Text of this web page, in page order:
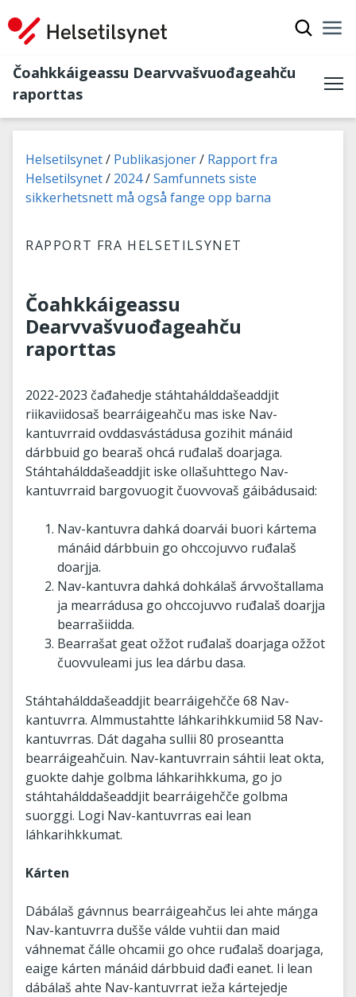
Čoahkkáigeassu Dearvvašvuođageahču
raporttas
Don leat dáppe:
Helsetilsynet Publikasjoner
Rapport fra
Helsetilsynet
2024
Samfunnets siste
sikkerhetsnett må også fange opp barna
RAPPORT FRA HELSETILSYNET
Čoahkkáigeassu
Dearvvašvuođageahču
raporttas
2022-2023 čađahedje stáhtahálddašeaddjit
riikaviidosaš bearráigeahču mas iske Nav-
kantuvrraid ovddasvástádusa gozihit mánáid
dárbbuid go bearaš ohcá ruđalaš doarjaga.
Stáhtahálddašeaddjit iske ollašuhttego Nav-
kantuvrraid bargovuogit čuovvovaš gáibádusaid:
Nav-kantuvra dahká doarvái buori kártema
mánáid dárbbuin go ohccojuvvo ruđalaš
doarjja.
Nav-kantuvra dahká dohkálaš árvvoštallama
ja mearrádusa go ohccojuvvo ruđalaš doarjja
bearrašiidda.
Bearrašat geat ožžot ruđalaš doarjaga ožžot
čuovvuleami jus lea dárbu dasa.
Stáhtahálddašeaddjit bearráigehčče 68 Nav-
kantuvrra. Almmustahtte láhkarihkkumiid 58 Nav-
kantuvrras. Dát dagaha sullii 80 proseantta
bearráigeahčuin. Nav-kantuvrrain sáhtii leat okta,
guokte dahje golbma láhkarihkkuma, go jo
stáhtahálddašeaddjit bearráigehčče golbma
suorggi. Logi Nav-kantuvrras eai lean
láhkarihkkumat.
Kárten
Dábálaš gávnnus bearráigeahčus lei ahte máŋga
Nav-kantuvrra dušše válde vuhtii dan maid
váhnemat čálle ohcamii go ohce ruđalaš doarjaga,
eaige kárten mánáid dárbbuid dađi eanet. Ii lean
dábálaš ahte Nav-kantuvrrat ieža kártejedje